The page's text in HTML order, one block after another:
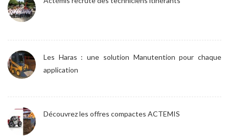
Les Haras : une solution Manutention pour chaque
application
Découvrez les offres compactes ACTEMIS